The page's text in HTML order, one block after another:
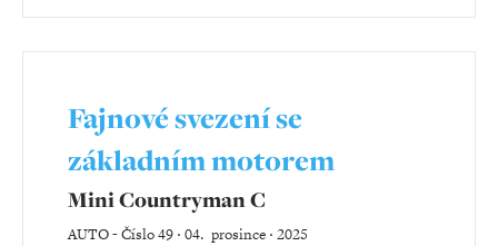
Fajnové svezení se
základním motorem
Mini Countryman C
AUTO-Číslo 49 ‧ 04. prosince ‧ 2025